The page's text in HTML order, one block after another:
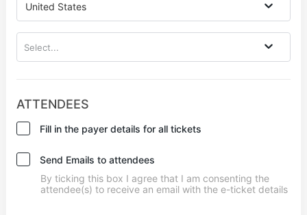
United States
Select...
ATTENDEES
Fill in the payer details for all tickets
Send Emails to attendees
By ticking this box I agree that I am consenting the
attendee(s) to receive an email with the e-ticket details